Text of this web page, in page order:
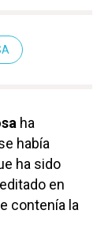
ha
había
ha sido
en
contenía la